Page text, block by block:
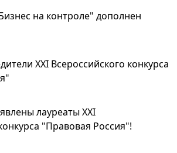
на контроле" дополнен
XXI Всероссийского конкурса
лауреаты XXI
"Правовая Россия"!